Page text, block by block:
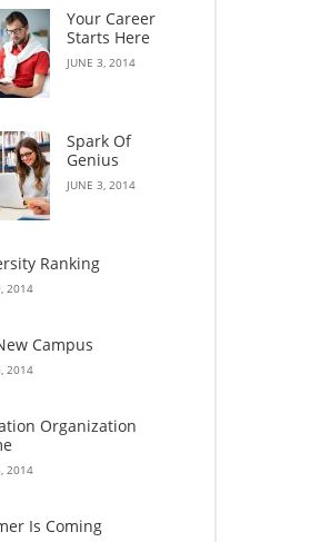
Your Career
Starts Here
JUNE 3, 2014
Spark Of
Genius
JUNE 3, 2014
Ranking
2014
Campus
2014
Organization
2014
Is Coming